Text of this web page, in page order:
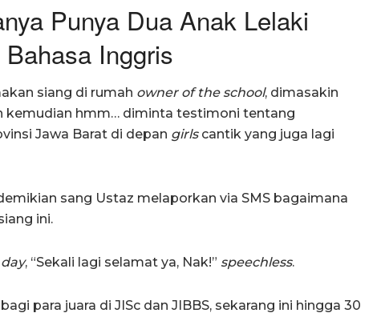
Punya Dua Anak Lelaki
Inggris
siang di rumah owner of the school, dimasakin
kemudian hmm… diminta testimoni tentang
Jawa Barat di depan girlscantik yang juga lagi
sang Ustaz melaporkan via SMS bagaimana
ini.
, “Sekali lagi selamat ya, Nak!” speechless.
para juara di JISc dan JIBBS, sekarang ini hingga 30